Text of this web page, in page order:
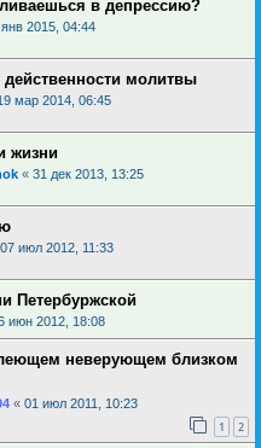
в депрессию?
2015, 04:44
молитвы
мар 2014, 06:45
жизни
« 31 дек 2013, 13:25
07 июл 2012, 11:33
Петербуржской
июн 2012, 18:08
неверующем близком
« 01 июл 2011, 10:23
1 2